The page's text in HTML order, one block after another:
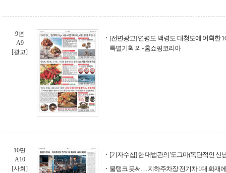
9면
A9
[광고]
[전면광고] 연평도·백령도·대청도에 어획한
특별기획 외 - 홈쇼핑코리아
10면
A10
[사회]
[기자수첩] 한 대법관의 '도그마(독단적인 신
물탱크 못써… 지하주차장 전기차 1대 화재